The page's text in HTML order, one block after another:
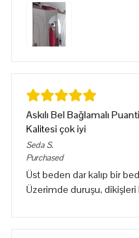
Askılı Bel Bağlamalı
Kalitesi çok iyi
Seda S.
Purchased
Üst beden dar kalıp bir
Üzerimde duruşu,